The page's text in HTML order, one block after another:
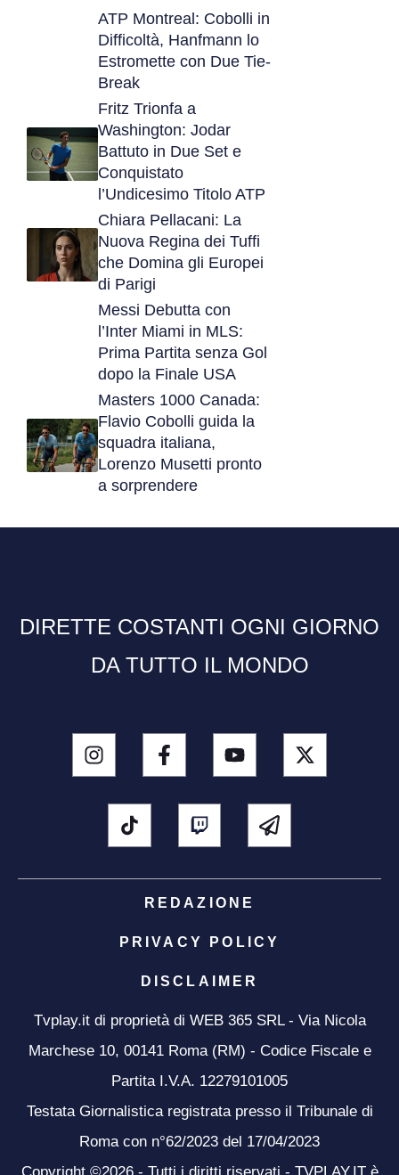
ATP Montreal: Cobolli in
Difficoltà, Hanfmann lo
Estromette con Due Tie-
Break
Fritz Trionfa a
Washington: Jodar
Battuto in Due Set e
Conquistato
l’Undicesimo Titolo ATP
Chiara Pellacani: La
Nuova Regina dei Tuffi
che Domina gli Europei
di Parigi
Messi Debutta con
l’Inter Miami in MLS:
Prima Partita senza Gol
dopo la Finale USA
Masters 1000 Canada:
Flavio Cobolli guida la
squadra italiana,
Lorenzo Musetti pronto
a sorprendere
DIRETTE COSTANTI OGNI GIORNO
DA TUTTO IL MONDO
REDAZIONE
PRIVACY POLICY
DISCLAIMER
Tvplay.it di proprietà di WEB 365 SRL - Via Nicola
Marchese 10, 00141 Roma (RM) - Codice Fiscale e
Partita I.V.A. 12279101005
Testata Giornalistica registrata presso il Tribunale di
Roma con n°62/2023 del 17/04/2023